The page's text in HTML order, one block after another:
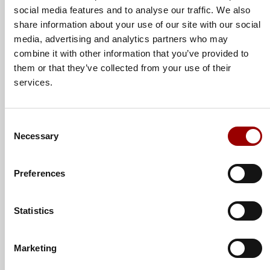
social media features and to analyse our traffic. We also
share information about your use of our site with our social
media, advertising and analytics partners who may
combine it with other information that you’ve provided to
them or that they’ve collected from your use of their
services.
Selection
Necessary
Preferences
Statistics
Marketing
Position
Betreff
Nachricht